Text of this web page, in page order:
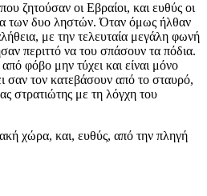
ζητούσαν οι Εβραίοι, και ευθύς οι
των δυο ληστών. Όταν όμως ήλθαν
με την τελευταία μεγάλη φωνή
περιττό να του σπάσουν τα πόδια.
φόβο μην τύχει και είναι μόνο
σαν τον κατεβάσουν από το σταυρό,
στρατιώτης με τη λόγχη του
χώρα, και, ευθύς, από την πληγή